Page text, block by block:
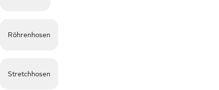
Röhrenhosen
Stretchhosen